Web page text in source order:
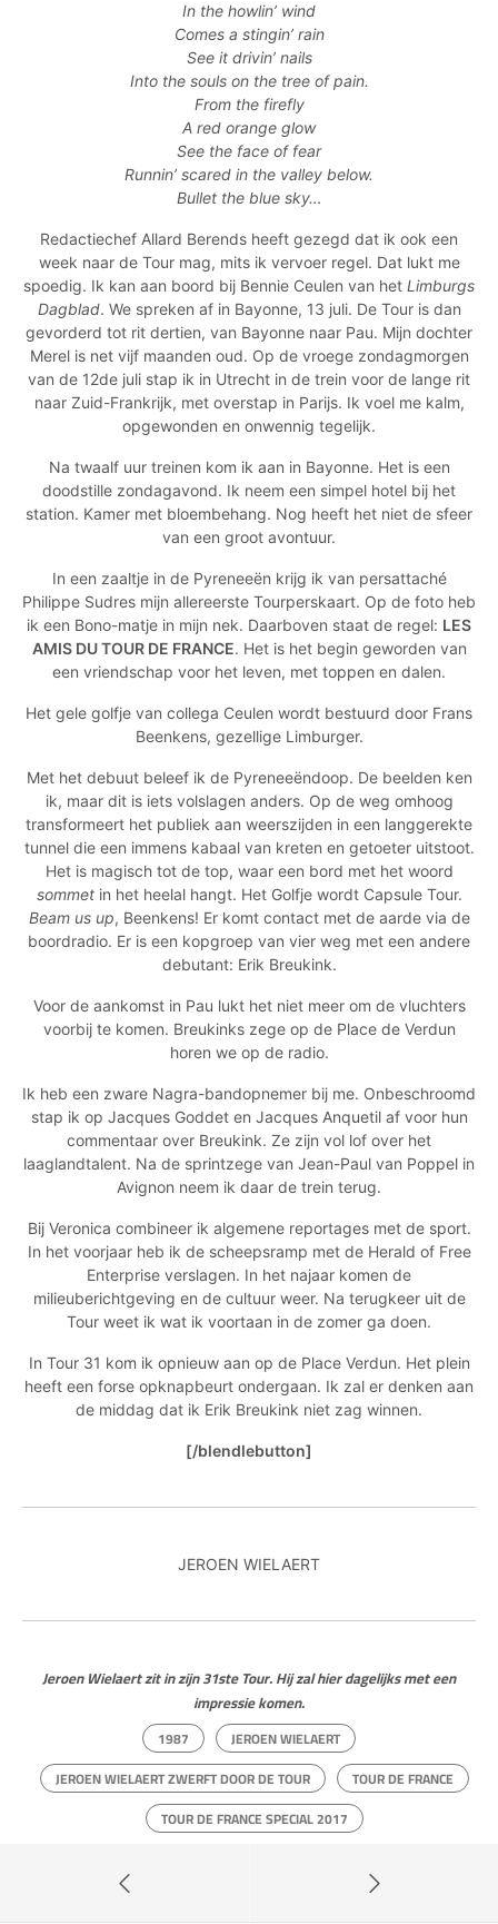
In the howlin’ wind
Comes a stingin’ rain
See it drivin’ nails
Into the souls on the tree of pain.
From the firefly
A red orange glow
See the face of fear
Runnin’ scared in the valley below.
Bullet the blue sky…
Redactiechef Allard Berends heeft gezegd dat ik ook een
week naar de Tour mag, mits ik vervoer regel. Dat lukt me
spoedig. Ik kan aan boord bij Bennie Ceulen van het Limburgs
Dagblad. We spreken af in Bayonne, 13 juli. De Tour is dan
gevorderd tot rit dertien, van Bayonne naar Pau. Mijn dochter
Merel is net vijf maanden oud. Op de vroege zondagmorgen
van de 12de juli stap ik in Utrecht in de trein voor de lange rit
naar Zuid-Frankrijk, met overstap in Parijs. Ik voel me kalm,
opgewonden en onwennig tegelijk.
Na twaalf uur treinen kom ik aan in Bayonne. Het is een
doodstille zondagavond. Ik neem een simpel hotel bij het
station. Kamer met bloembehang. Nog heeft het niet de sfeer
van een groot avontuur.
In een zaaltje in de Pyreneeën krijg ik van persattaché
Philippe Sudres mijn allereerste Tourperskaart. Op de foto heb
ik een Bono-matje in mijn nek. Daarboven staat de regel: LES
AMIS DU TOUR DE FRANCE. Het is het begin geworden van
een vriendschap voor het leven, met toppen en dalen.
Het gele golfje van collega Ceulen wordt bestuurd door Frans
Beenkens, gezellige Limburger.
Met het debuut beleef ik de Pyreneeëndoop. De beelden ken
ik, maar dit is iets volslagen anders. Op de weg omhoog
transformeert het publiek aan weerszijden in een langgerekte
tunnel die een immens kabaal van kreten en getoeter uitstoot.
Het is magisch tot de top, waar een bord met het woord
sommetin het heelal hangt. Het Golfje wordt Capsule Tour.
Beam us up, Beenkens! Er komt contact met de aarde via de
boordradio. Er is een kopgroep van vier weg met een andere
debutant: Erik Breukink.
Voor de aankomst in Pau lukt het niet meer om de vluchters
voorbij te komen. Breukinks zege op de Place de Verdun
horen we op de radio.
Ik heb een zware Nagra-bandopnemer bij me. Onbeschroomd
stap ik op Jacques Goddet en Jacques Anquetil af voor hun
commentaar over Breukink. Ze zijn vol lof over het
laaglandtalent. Na de sprintzege van Jean-Paul van Poppel in
Avignon neem ik daar de trein terug.
Bij Veronica combineer ik algemene reportages met de sport.
In het voorjaar heb ik de scheepsramp met de Herald of Free
Enterprise verslagen. In het najaar komen de
milieuberichtgeving en de cultuur weer. Na terugkeer uit de
Tour weet ik wat ik voortaan in de zomer ga doen.
In Tour 31 kom ik opnieuw aan op de Place Verdun. Het plein
heeft een forse opknapbeurt ondergaan. Ik zal er denken aan
de middag dat ik Erik Breukink niet zag winnen.
[/blendlebutton]
JEROEN WIELAERT
Jeroen Wielaert zit in zijn 31ste Tour. Hij zal hier dagelijks met een
impressie komen.
1987
JEROEN WIELAERT
JEROEN WIELAERT ZWERFT DOOR DE TOUR
TOUR DE FRANCE
TOUR DE FRANCE SPECIAL 2017